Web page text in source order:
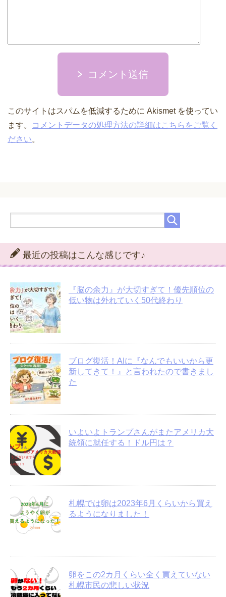
コメント送信
このサイトはスパムを低減するために Akismet を使ってい
ます。
コメントデータの処理方法の詳細はこちらをご覧く
ださい。
最近の投稿はこんな感じです♪
『脳の余力』が大切すぎて！優先順位の
低い物は外れていく50代終わり
ブログ復活！AIに『なんでもいいから更
新してきて！』と言われたので書きまし
た
いよいよトランプさんがまたアメリカ大
統領に就任する！ドル円は？
札幌では卵は2023年6月くらいから買え
るようになりました！
卵をこの2カ月くらい全く買えていない
札幌市民の悲しい状況